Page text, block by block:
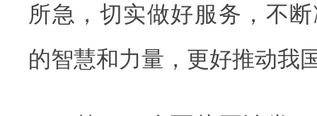
所急，切实做好服务，不
的智慧和力量，更好推动我